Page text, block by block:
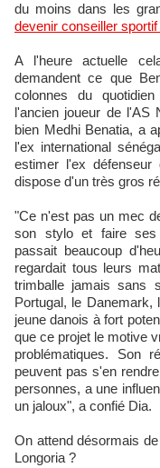
du moins dans les
devenir conseiller
A l'heure actuelle
demandent ce que
colonnes du
l'ancien joueur de l'AS
bien Medhi Benatia, a
l'ex international
estimer l'ex
dispose d'un très gros
"Ce n'est pas un mec
son stylo et faire ses
passait beaucoup
regardait tous leurs
trimballe jamais sans
Portugal, le Danemark,
jeune danois à fort
que ce projet le motive
problématiques. Son
peuvent pas s'en
personnes, a une
un jaloux", a confié Dia.
On attend désormais
Longoria ?